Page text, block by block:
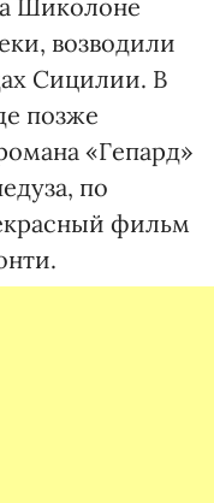
Шиколоне
возводили
Сицилии. В
позже
«Гепард»
по
фильм